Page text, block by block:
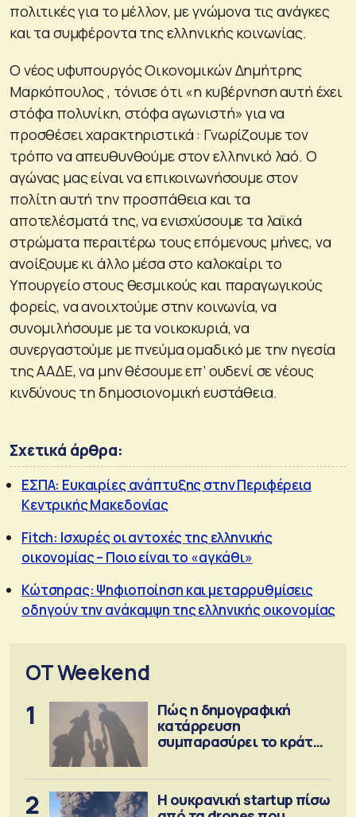
πολιτικές για το μέλλον, με γνώμονα τις ανάγκες
και τα συμφέροντα της ελληνικής κοινωνίας.
Ο νέος υφυπουργός Οικονομικών Δημήτρης
Μαρκόπουλος , τόνισε ότι «η κυβέρνηση αυτή έχει
στόφα πολυνίκη, στόφα αγωνιστή» για να
προσθέσει χαρακτηριστικά : Γνωρίζουμε τον
τρόπο να απευθυνθούμε στον ελληνικό λαό. Ο
αγώνας μας είναι να επικοινωνήσουμε στον
πολίτη αυτή την προσπάθεια και τα
αποτελέσματά της, να ενισχύσουμε τα λαϊκά
στρώματα περαιτέρω τους επόμενους μήνες, να
ανοίξουμε κι άλλο μέσα στο καλοκαίρι το
Υπουργείο στους θεσμικούς και παραγωγικούς
φορείς, να ανοιχτούμε στην κοινωνία, να
συνομιλήσουμε με τα νοικοκυριά, να
συνεργαστούμε με πνεύμα ομαδικό με την ηγεσία
της ΑΑΔΕ, να μην θέσουμε επ’ ουδενί σε νέους
κινδύνους τη δημοσιονομική ευστάθεια.
Σχετικά άρθρα:
ΕΣΠΑ: Ευκαιρίες ανάπτυξης στην Περιφέρεια
Κεντρικής Μακεδονίας
Fitch: Ισχυρές οι αντοχές της ελληνικής
οικονομίας – Ποιο είναι το «αγκάθι»
Κώτσηρας: Ψηφιοποίηση και μεταρρυθμίσεις
οδηγούν την ανάκαμψη της ελληνικής οικονομίας
OT Weekend
1
Πώς η δημογραφική
κατάρρευση
συμπαρασύρει το κράτος
2
Η ουκρανική startup πίσω